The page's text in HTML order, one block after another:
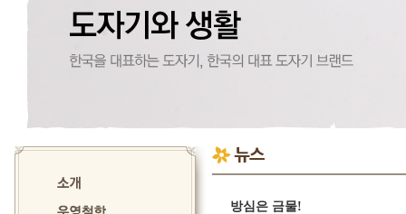
CI소개
월별일정
오시는 길
방심은 금물!